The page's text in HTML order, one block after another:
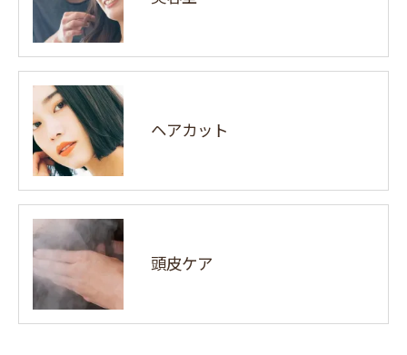
ヘアカット
頭皮ケア